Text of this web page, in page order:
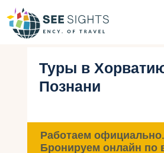
Поиск туров
Горящие туры
Типы Туров
Туры в
Познани
Работаем официально.
Бронируем онлайн по